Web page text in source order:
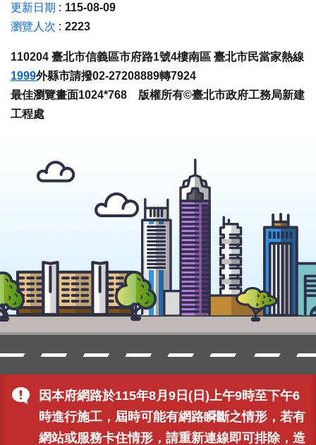
因本府網路於115年8月9日(日)上午9時至下午6
時進行施工，屆時可能有網路瞬斷之情形，若有
網站或服務卡住情形，請重新連線即可排除，造
更新日期
115-08-09
瀏覽人次
2223
110204 臺北市信義區市府路1號4樓南區 臺北市民當家熱線
1999外縣市請撥02-27208889轉7924
最佳瀏覽畫面1024*768 版權所有©臺北市政府工務局新建
工程處